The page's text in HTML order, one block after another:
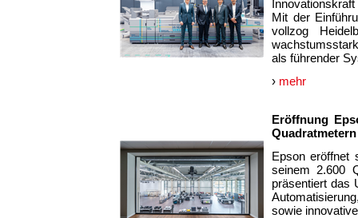
Mit der
vollzog
als führender
› mehr
Eröffnung
Quadratmetern
Epson eröffnet
seinem 2.600
präsentiert das
sowie